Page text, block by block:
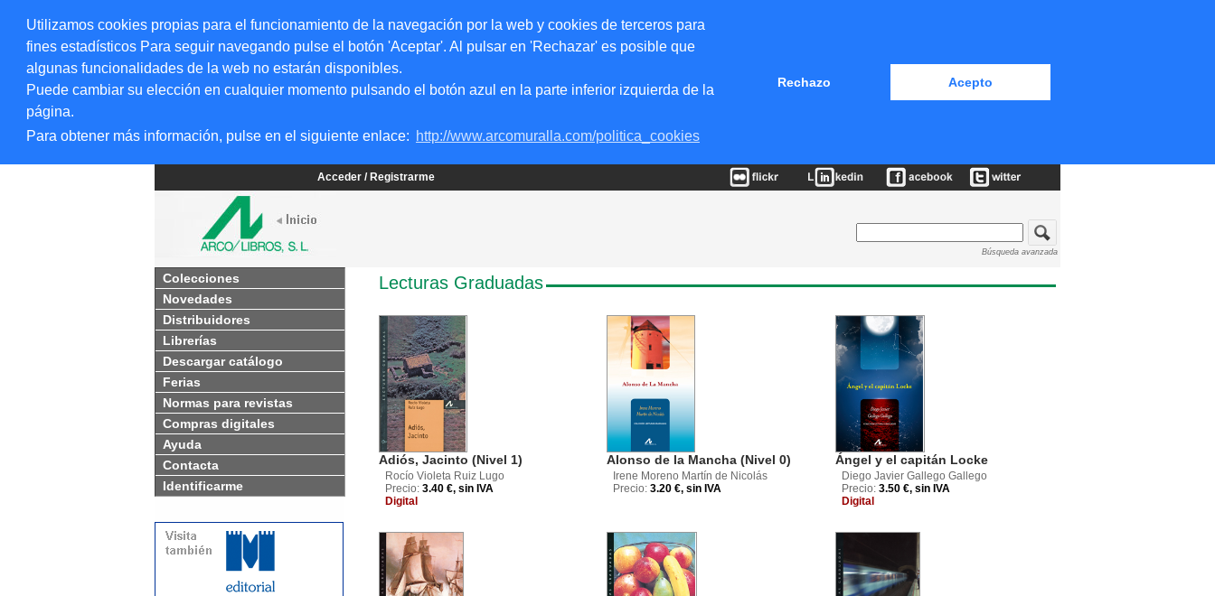
Utilizamos cookies propias para el funcionamiento de la navegación por la web y cookies de terceros para
fines estadísticos Para seguir navegando pulse el botón 'Aceptar'. Al pulsar en 'Rechazar' es posible que
algunas funcionalidades de la web no estarán disponibles.
Puede cambiar su elección en cualquier momento pulsando el botón azul en la parte inferior izquierda de la
página.
Para obtener más información, pulse en el siguiente enlace: http://www.arcomuralla.com/politica_cookies
Rechazo Acepto
Acceder / Registrarme
Búsqueda avanzada
Colecciones
Novedades
Distribuidores
Librerías
Descargar catálogo
Ferias
Normas para revistas
Compras digitales
Ayuda
Contacta
Identificarme
Lecturas Graduadas
Adiós, Jacinto (Nivel 1)
Rocío Violeta Ruiz Lugo
Precio: 3.40 €, sin IVA
Digital
Alonso de la Mancha (Nivel 0)
Irene Moreno Martín de Nicolás
Precio: 3.20 €, sin IVA
Ángel y el capitán Locke
Diego Javier Gallego Gallego
Precio: 3.50 €, sin IVA
Digital